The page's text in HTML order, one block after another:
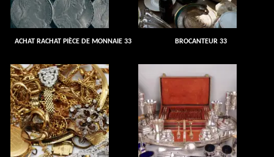
ACHAT RACHAT PIÈCE DE MONNAIE 33 BROCANTEUR 33